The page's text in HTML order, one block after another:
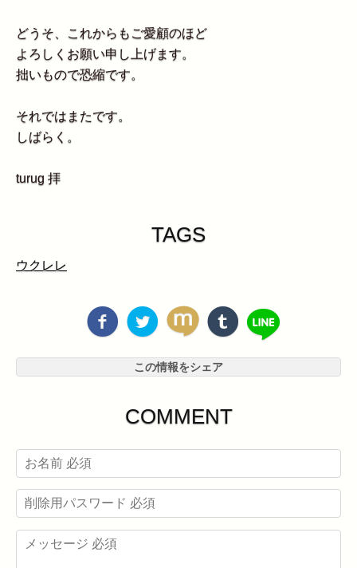
どうそ、これからもご愛顧のほど
よろしくお願い申し上げます。
拙いもので恐縮です。
それではまたです。
しばらく。
turug 拝
TAGS
ウクレレ
この情報をシェア
COMMENT